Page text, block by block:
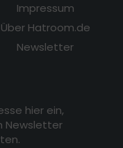
Impressum
Über Hatroom.de
Newsletter
hier ein,
Newsletter